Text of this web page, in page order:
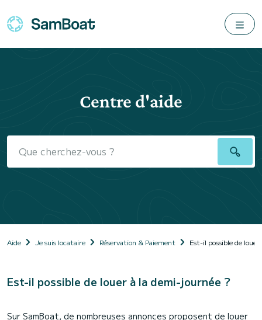
Centre d'aide
Aide Je suis locataire Réservation & Paiement Est-il possible de
Est-il possible de louer à la demi-journée ?
Sur SamBoat, de nombreuses annonces proposent de louer